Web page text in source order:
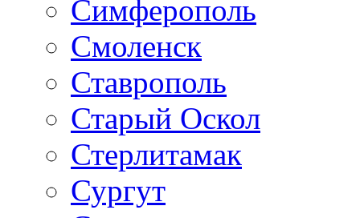
Симферополь
Смоленск
Ставрополь
Старый Оскол
Стерлитамак
Сургут